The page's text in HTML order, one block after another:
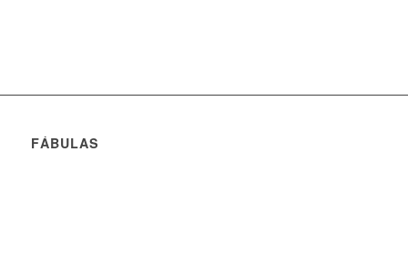
FÁBULAS